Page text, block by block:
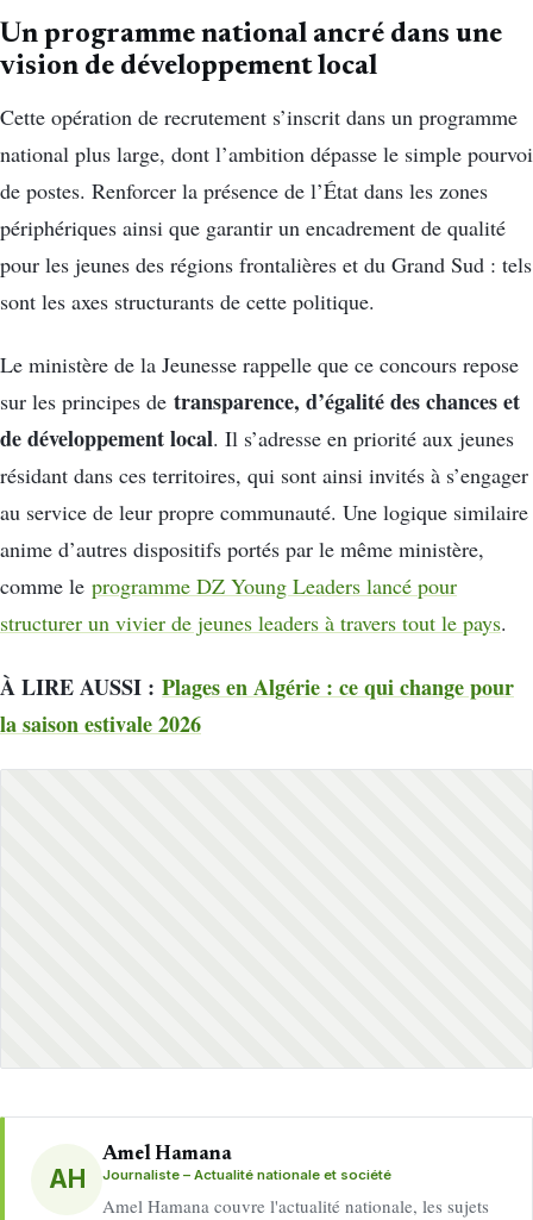
Un programme national ancré dans une
vision de développement local
Cette opération de recrutement s’inscrit dans un programme
national plus large, dont l’ambition dépasse le simple pourvoi
de postes. Renforcer la présence de l’État dans les zones
périphériques ainsi que garantir un encadrement de qualité
pour les jeunes des régions frontalières et du Grand Sud : tels
sont les axes structurants de cette politique.
Le ministère de la Jeunesse rappelle que ce concours repose
sur les principes de transparence, d’égalité des chances et
de développement local. Il s’adresse en priorité aux jeunes
résidant dans ces territoires, qui sont ainsi invités à s’engager
au service de leur propre communauté. Une logique similaire
anime d’autres dispositifs portés par le même ministère,
comme le programme DZ Young Leaders lancé pour
structurer un vivier de jeunes leaders à travers tout le pays.
À LIRE AUSSI : Plages en Algérie : ce qui change pour
la saison estivale 2026
AH
Amel Hamana
Journaliste – Actualité nationale et société
Amel Hamana couvre l'actualité nationale, les sujets